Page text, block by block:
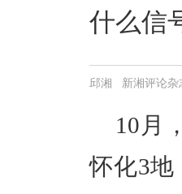
什么信
邱湘 新湘评论杂
10月
怀化3地